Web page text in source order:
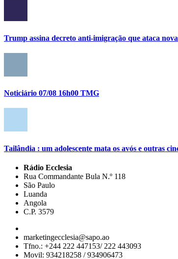
Trump assina decreto anti-imigração que ataca
Noticiário 07/08 16h00 TMG
Tailândia : um adolescente mata os avós e outras
Rádio Ecclesia
Rua Commandante Bula N.º 118
São Paulo
Luanda
Angola
C.P. 3579
marketingecclesia@sapo.ao
Tfno.: +244 222 447153/ 222 443093
Movil: 934218258 / 934906473